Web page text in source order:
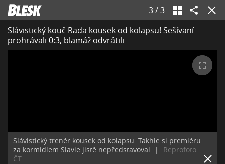
3/3
Slávistický kouč Rada kousek od kolapsu! Sešívaní
prohrávali 0:3, blamáž odvrátili
Slávistický trenér kousek od kolapsu: Takhle si premiéru
za kormidlem Slavie jistě nepředstavoval
|
Reprofoto
ČT